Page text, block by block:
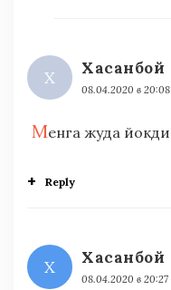
Х Хасанбой
08.04.2020 в 20:08
Менга жуда йокди
Reply
Х Хасанбой
08.04.2020 в 20:27